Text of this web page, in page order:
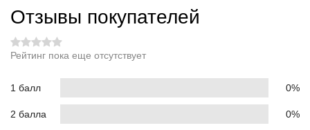
Отзывы покупателей
Рейтинг пока еще отсутствует
1 балл 0%
2 балла 0%